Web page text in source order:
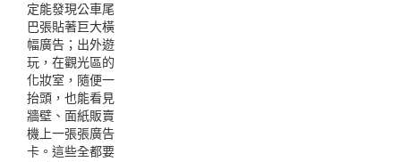
定能發現公車尾
巴張貼著巨大橫
幅廣告；出外遊
玩，在觀光區的
化妝室，隨便一
抬頭，也能看見
牆壁、面紙販賣
機上一張張廣告
卡。這些全都要